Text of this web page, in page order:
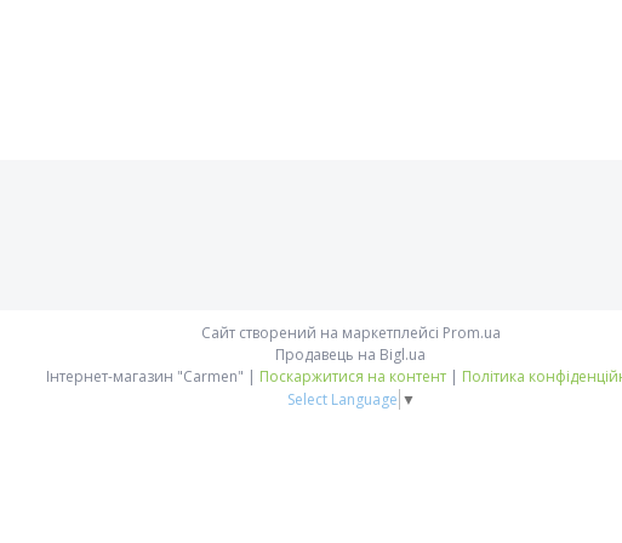
Сайт створений на маркетплейсі Prom.ua
Продавець на Bigl.ua
Інтернет-магазин "Carmen" | Поскаржитися на контент | Політика
Select Language ▼